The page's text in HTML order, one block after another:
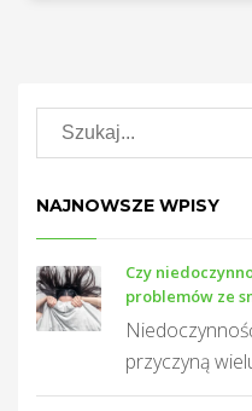
NAJNOWSZE WPISY
Czy
problemów ze
przyczyną